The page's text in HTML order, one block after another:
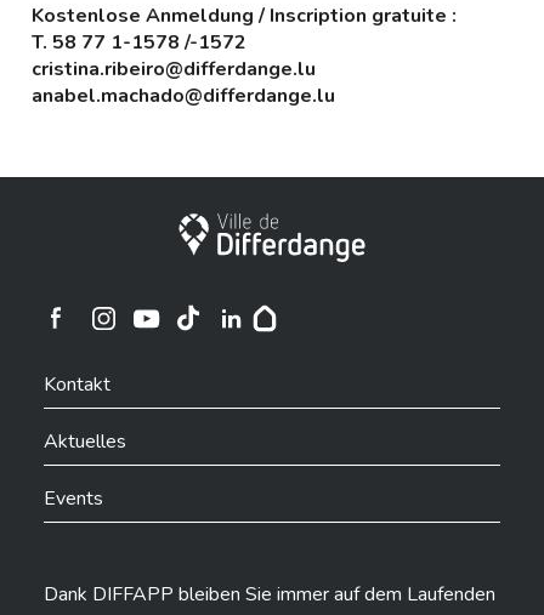
Kostenlose Anmeldung / Inscription gratuite :
T. 58 77 1-1578 /-1572
cristina.ribeiro@differdange.lu
anabel.machado@differdange.lu
Stadt Differdingen
Ville de Differdange sur Instagram
Kontakt
Aktuelles
Events
Dank DIFFAPP bleiben Sie immer auf dem Laufenden